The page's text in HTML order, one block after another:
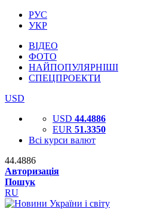
РУС
УКР
ВІДЕО
ФОТО
НАЙПОПУЛЯРНІШІ
СПЕЦПРОЕКТИ
USD
USD 44.4886
EUR 51.3350
Всі курси валют
44.4886
Авторизація
Пошук
RU